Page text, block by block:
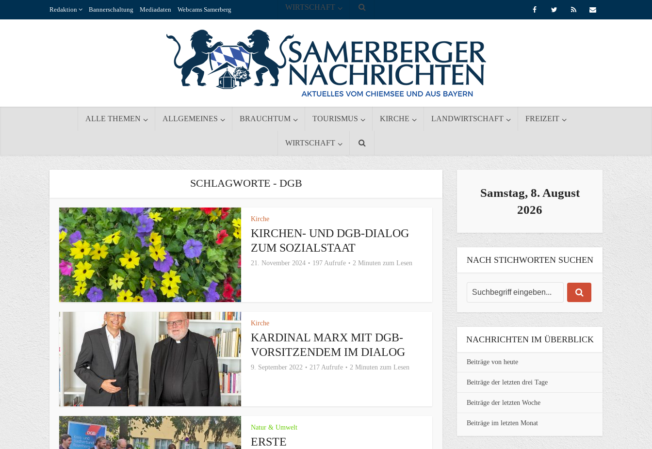
Redaktion Bannerschaltung Mediadaten Webcams Samerberg
ALLE THEMEN ALLGEMEINES BRAUCHTUM TOURISMUS KIRCHE LANDWIRTSCHAFT FREIZEIT
WIRTSCHAFT
WIRTSCHAFT
SCHLAGWORTE - DGB
Kirche
KIRCHEN- UND DGB-DIALOG
ZUM SOZIALSTAAT
21. November 2024 197 Aufrufe 2 Minuten zum Lesen
Kirche
KARDINAL MARX MIT DGB-
VORSITZENDEM IM DIALOG
9. September 2022 217 Aufrufe 2 Minuten zum Lesen
Natur & Umwelt
ERSTE
Samstag, 8. August
2026
NACH STICHWORTEN SUCHEN
NACHRICHTEN IM ÜBERBLICK
Beiträge von heute
Beiträge der letzten drei Tage
Beiträge der letzten Woche
Beiträge im letzten Monat